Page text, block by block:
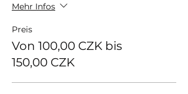
Mehr Infos
Preis
Von 100,00 CZK bis
150,00 CZK